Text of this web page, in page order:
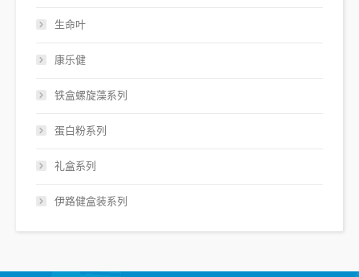
生命叶
康乐健
铁盒螺旋藻系列
蛋白粉系列
礼盒系列
伊路健盒装系列